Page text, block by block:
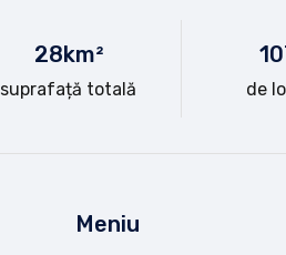
28km²
suprafață totală
10
de
Meniu